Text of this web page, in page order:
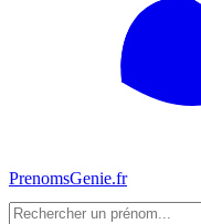
PrenomsGenie.fr